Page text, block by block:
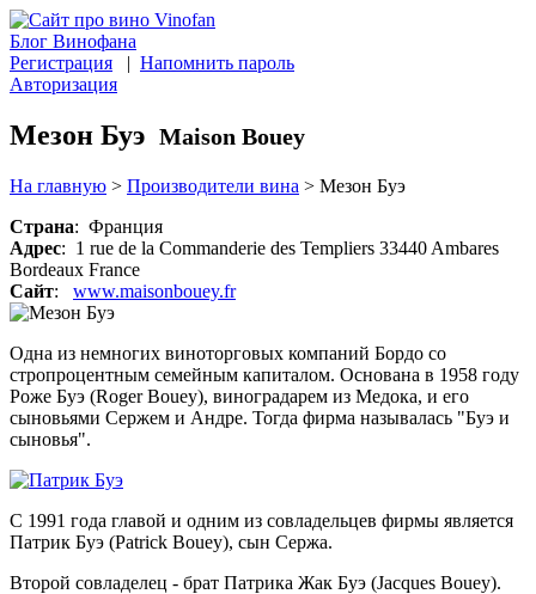
Блог Винофана
Регистрация | Напомнить пароль
Авторизация
Мезон Буэ Maison Bouey
На главную > Производители вина > Мезон Буэ
Страна: Франция
Адрес: 1 rue de la Commanderie des Templiers 33440 Ambares
Bordeaux France
Сайт: www.maisonbouey.fr
Одна из немногих виноторговых компаний Бордо со
стропроцентным семейным капиталом. Основана в 1958 году
Роже Буэ (Roger Bouey), виноградарем из Медока, и его
сыновьями Сержем и Андре. Тогда фирма называлась "Буэ и
сыновья".
С 1991 года главой и одним из совладельцев фирмы является
Патрик Буэ (Patrick Bouey), сын Сержа.
Второй совладелец - брат Патрика Жак Буэ (Jacques Bouey).